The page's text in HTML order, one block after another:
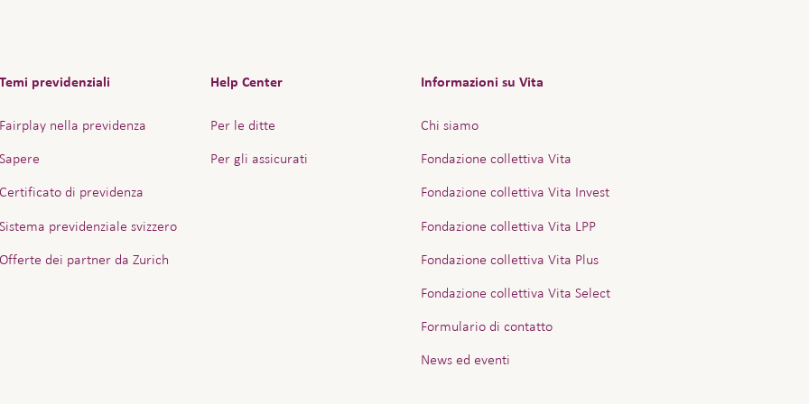
Temi previdenziali
Fairplay nella previdenza
Sapere
Certificato di previdenza
Sistema previdenziale svizzero
Offerte dei partner da Zurich
Help Center
Per le ditte
Per gli assicurati
Informazioni su Vita
Chi siamo
Fondazione collettiva Vita
Fondazione collettiva Vita Invest
Fondazione collettiva Vita LPP
Fondazione collettiva Vita Plus
Fondazione collettiva Vita Select
Formulario di contatto
News ed eventi